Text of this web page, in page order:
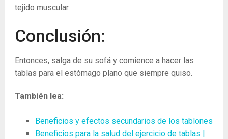
tejido muscular.
Conclusión:
Entonces, salga de su sofá y comience a hacer las
tablas para el estómago plano que siempre quiso.
También lea:
Beneficios y efectos secundarios de los tablones
Beneficios para la salud del ejercicio de tablas |